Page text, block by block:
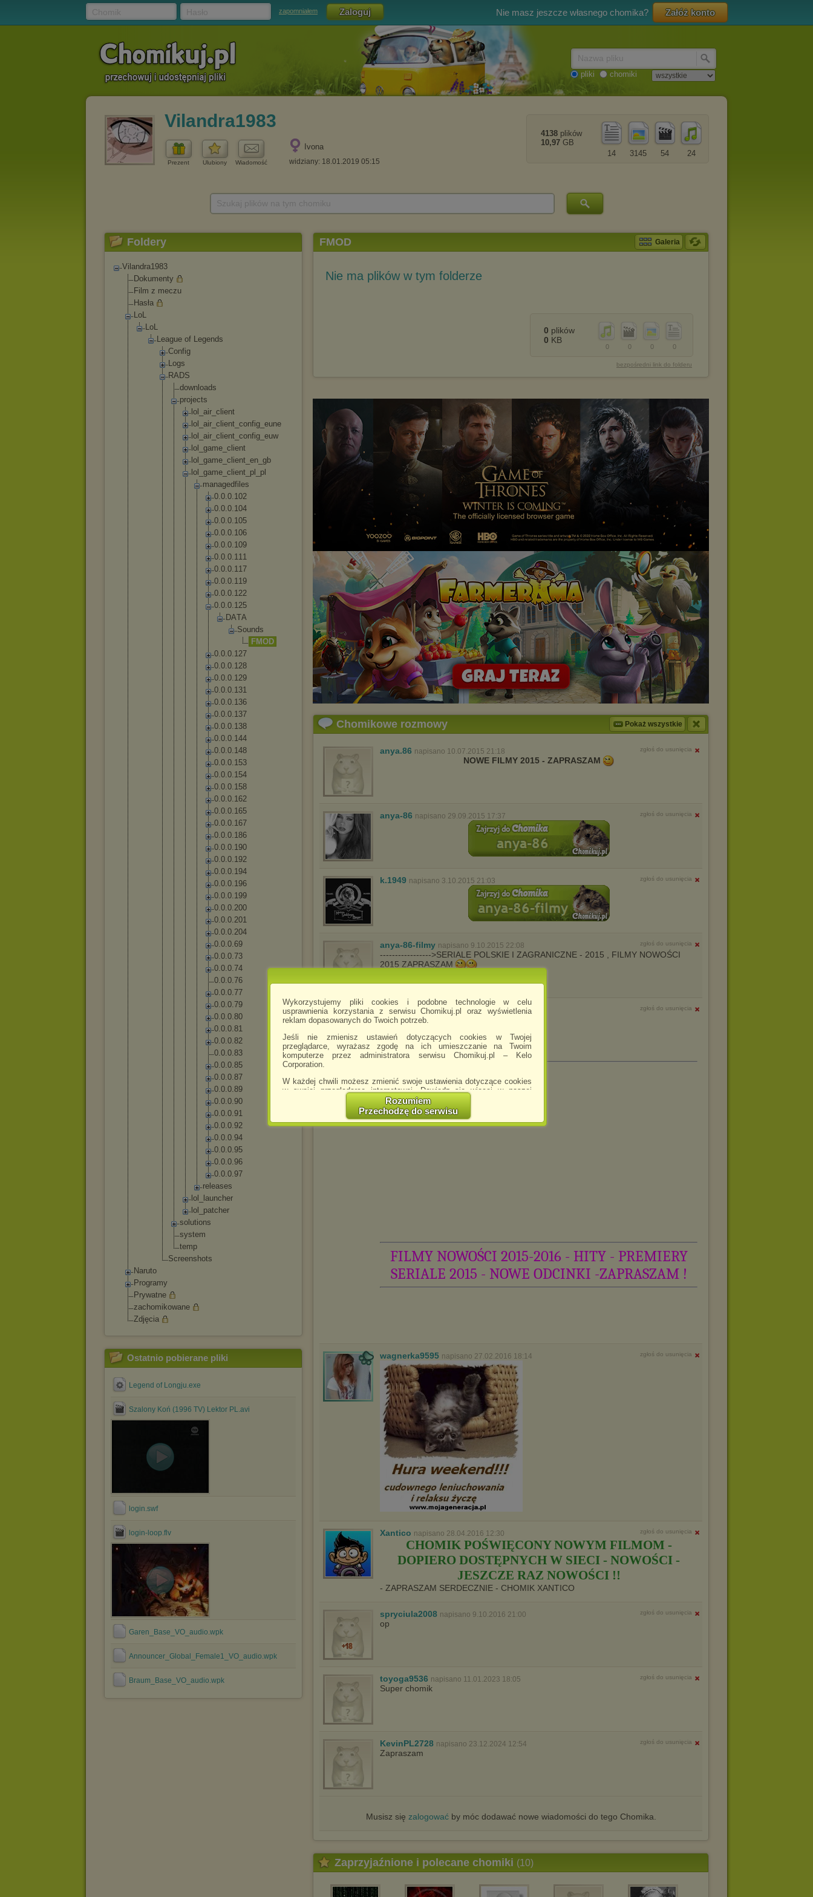
Wykorzystujemy pliki cookies i podobne technologie w celu
usprawnienia korzystania z serwisu Chomikuj.pl oraz wyświetlenia
reklam dopasowanych do Twoich potrzeb.
Jeśli nie zmienisz ustawień dotyczących cookies w Twojej
przeglądarce, wyrażasz zgodę na ich umieszczanie na Twoim
komputerze przez administratora serwisu Chomikuj.pl – Kelo
Corporation.
W każdej chwili możesz zmienić swoje ustawienia dotyczące cookies
w swojej przeglądarce internetowej. Dowiedz się więcej w naszej
http://chomikuj.pl/PolitykaPrywatnosci.aspx
Jednocześnie informujemy że zmiana ustawień przeglądarki może
spowodować ograniczenie korzystania ze strony Chomikuj.pl.
sposób uniemożliwiający przechowywanie plików cookies na
urządzeniu końcowym. Można również usunąć pliki cookies,
Rozumiem
Przechodzę do serwisu
zapomniałem Nie masz jeszcze własnego chomika? Załóż konto
pliki chomiki
Vilandra1983
Prezent Ulubiony Wiadomość
Ivona
widziany: 18.01.2019 05:15
24
54
3145
14
4138 plików
10,97 GB
Foldery
Vilandra1983
Dokumenty
Film z meczu
Hasła
LoL
LoL
League of Legends
Config
Logs
RADS
downl oads
projects
lo
air_ cl ient
lo
air_ cl ient _config_ eune
lo
air_ cl ient _config_ euw
lo
game _c lient
lo
game _c lient_ en _gb
lo
game _c lient_ pl _p
managedfi es
0.0.0.102
0.0.0.104
0.0.0.105
0.0.0.106
0.0.0.109
0.0.0.111
0.0.0.117
0.0.0.119
0.0.0.122
0.0.0.125
DATA
Sounds
FMOD
0.0.0.127
0.0.0.128
0.0.0.129
0.0.0.131
0.0.0.136
0.0.0.137
0.0.0.138
0.0.0.144
0.0.0.148
0.0.0.153
0.0.0.154
0.0.0.158
0.0.0.162
0.0.0.165
0.0.0.167
0.0.0.186
0.0.0.190
0.0.0.192
0.0.0.194
0.0.0.196
0.0.0.199
0.0.0.200
0.0.0.201
0.0.0.204
0.0.0.69
0.0.0.73
0.0.0.74
0.0.0.76
0.0.0.77
0.0.0.79
0.0.0.80
0.0.0.81
0.0.0.82
0.0.0.83
0.0.0.85
0.0.0.87
0.0.0.89
0.0.0.90
0.0.0.91
0.0.0.92
0.0.0.94
0.0.0.95
0.0.0.96
0.0.0.97
re eases
lo
launcher
lo
patc her
solutions
system
temp
Screenshots
Naruto
Programy
Prywatne
zachomikowane
Zdjęcia
Ostatnio pobierane pliki
Legend of Longju.exe
Szalony Koń (1996 TV) Lektor PL.avi
login.swf
login-loop.flv
Garen_Base_VO_audio.wpk
Announcer_Global_Female1_VO_audio.wpk
Braum_Base_VO_audio.wpk
FMOD Galeria
Nie ma plików w tym folderze
0
0
0
0
0 plików
0 KB
bezpośredni link do folderu
Chomikowe rozmowy Pokaż wszystkie
anya.86 napisano 10.07.2015 21:18 zgłoś do usunięcia
NOWE FILMY 2015 - ZAPRASZAM
anya-86 napisano 29.09.2015 17:37 zgłoś do usunięcia
k.1949 napisano 3.10.2015 21:03 zgłoś do usunięcia
anya-86-filmy napisano 9.10.2015 22:08 zgłoś do usunięcia
----------------->SERIALE POLSKIE I ZAGRANICZNE - 2015 , FILMY NOWOŚCI
2015 ZAPRASZAM
wert4y78uytrew napisano 17.10.2015 21:22 zgłoś do usunięcia
FILMY NOWOŚCI 2015-2016 - HITY - PREMIERY
SERIALE 2015 - NOWE ODCINKI -ZAPRASZAM !
wagnerka9595 napisano 27.02.2016 18:14 zgłoś do usunięcia
Xantico napisano 28.04.2016 12:30 zgłoś do usunięcia
CHOMIK POŚWIĘCONY NOWYM FILMOM -
DOPIERO DOSTĘPNYCH W SIECI - NOWOŚCI -
JESZCZE RAZ NOWOŚCI !!
- ZAPRASZAM SERDECZNIE - CHOMIK XANTICO
spryciula2008 napisano 9.10.2016 21:00 zgłoś do usunięcia
op
toyoga9536 napisano 11.01.2023 18:05 zgłoś do usunięcia
Super chomik
KevinPL2728 napisano 23.12.2024 12:54 zgłoś do usunięcia
Zapraszam
Musisz się zalogowaćby móc dodawać nowe wiadomości do tego Chomika.
Zaprzyjaźnione i polecane chomiki (10)